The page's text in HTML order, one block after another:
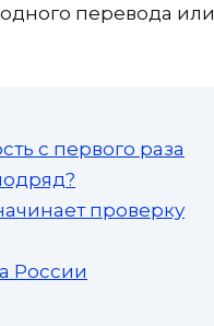
перевода или
с первого раза
проверку
России